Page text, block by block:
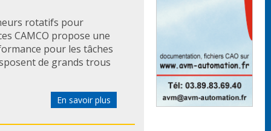
rotatifs pour
CAMCO propose une
pour les tâches
de grands trous
En savoir plus